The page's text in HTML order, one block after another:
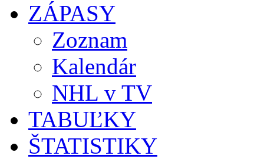
ZÁPASY
Zoznam
Kalendár
NHL v TV
TABUĽKY
ŠTATISTIKY